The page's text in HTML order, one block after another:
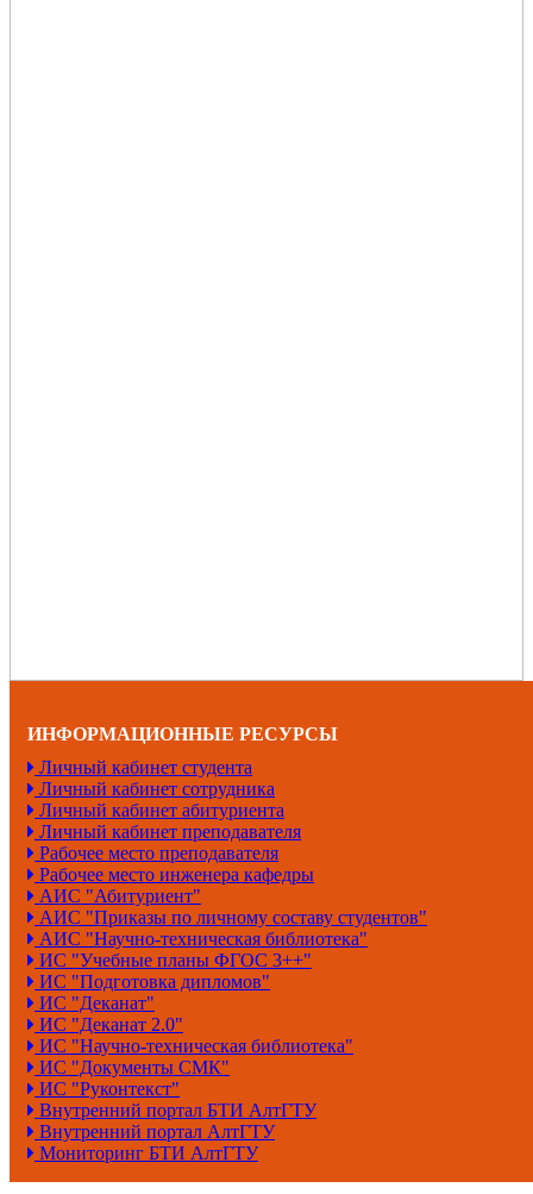
ИНФОРМАЦИОННЫЕ РЕСУРСЫ
Личный кабинет студента
Личный кабинет сотрудника
Личный кабинет абитуриента
Личный кабинет преподавателя
Рабочее место преподавателя
Рабочее место инженера кафедры
АИС "Абитуриент"
АИС "Приказы по личному составу студентов"
АИС "Научно-техническая библиотека"
ИС "Учебные планы ФГОС 3++"
ИС "Подготовка дипломов"
ИС "Деканат"
ИС "Деканат 2.0"
ИС "Научно-техническая библиотека"
ИС "Документы СМК"
ИС "Руконтекст"
Внутренний портал БТИ АлтГТУ
Внутренний портал АлтГТУ
Мониторинг БТИ АлтГТУ